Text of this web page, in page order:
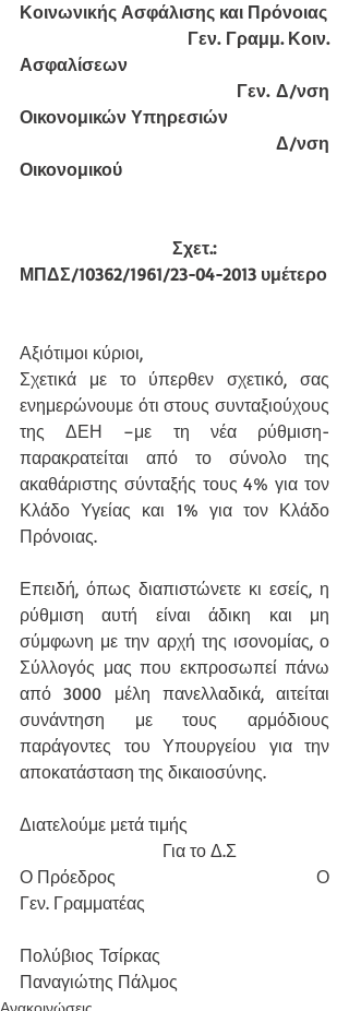
Κοινωνικής Ασφάλισης και Πρόνοιας
Γεν. Γραμμ. Κοιν.
Ασφαλίσεων
Γεν. Δ/νση
Οικονομικών Υπηρεσιών
Δ/νση
Οικονομικού
Σχετ.:
ΜΠΔΣ/10362/1961/23-04-2013 υμέτερο
Αξιότιμοι κύριοι,
Σχετικά με το ύπερθεν σχετικό, σας
ενημερώνουμε ότι στους συνταξιούχους
της ΔΕΗ –με τη νέα ρύθμιση-
παρακρατείται από το σύνολο της
ακαθάριστης σύνταξής τους 4% για τον
Κλάδο Υγείας και 1% για τον Κλάδο
Πρόνοιας.
Επειδή, όπως διαπιστώνετε κι εσείς, η
ρύθμιση αυτή είναι άδικη και μη
σύμφωνη με την αρχή της ισονομίας, ο
Σύλλογός μας που εκπροσωπεί πάνω
από 3000 μέλη πανελλαδικά, αιτείται
συνάντηση με τους αρμόδιους
παράγοντες του Υπουργείου για την
αποκατάσταση της δικαιοσύνης.
Διατελούμε μετά τιμής
Για το Δ.Σ
Ο Πρόεδρος                                    Ο
Γεν. Γραμματέας
Πολύβιος Τσίρκας
Παναγιώτης Πάλμος
Ανακοινώσεις